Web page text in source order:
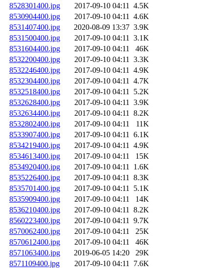
8528301400.jpg
2017-09-10 04:11 4.5K
8530904400.jpg
2017-09-10 04:11 4.6K
8531407400.jpg
2020-08-09 13:37 3.9K
8531500400.jpg
2017-09-10 04:11 3.1K
8531604400.jpg
2017-09-10 04:11
46K
8532200400.jpg
2017-09-10 04:11 3.3K
8532246400.jpg
2017-09-10 04:11 4.9K
8532304400.jpg
2017-09-10 04:11 4.7K
8532518400.jpg
2017-09-10 04:11 5.2K
8532628400.jpg
2017-09-10 04:11 3.9K
8532634400.jpg
2017-09-10 04:11 8.2K
8532802400.jpg
2017-09-10 04:11
11K
8533907400.jpg
2017-09-10 04:11 6.1K
8534219400.jpg
2017-09-10 04:11 4.9K
8534613400.jpg
2017-09-10 04:11
15K
8534920400.jpg
2017-09-10 04:11 1.6K
8535226400.jpg
2017-09-10 04:11 8.3K
8535701400.jpg
2017-09-10 04:11 5.1K
8535909400.jpg
2017-09-10 04:11
14K
8536210400.jpg
2017-09-10 04:11 8.2K
8560223400.jpg
2017-09-10 04:11 9.7K
8570062400.jpg
2017-09-10 04:11
25K
8570612400.jpg
2017-09-10 04:11
46K
8571063400.jpg
2019-06-05 14:20
29K
8571109400.jpg
2017-09-10 04:11 7.6K